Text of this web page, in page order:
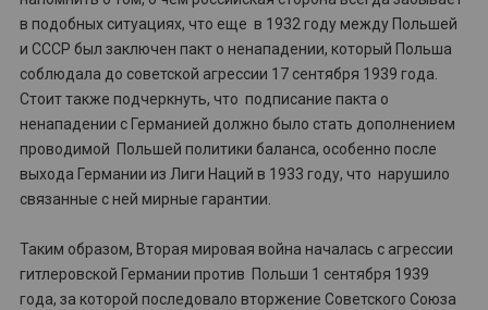
в подобных ситуациях, что еще в 1932 году между Польшей
и СССР был заключен пакт о ненападении, который Польша
соблюдала до советской агрессии 17 сентября 1939 года.
Стоит также подчеркнуть, что подписание пакта о
ненападении с Германией должно было стать дополнением
проводимой Польшей политики баланса, особенно после
выхода Германии из Лиги Наций в 1933 году, что нарушило
связанные с ней мирные гарантии.
Таким образом, Вторая мировая война началась с агрессии
гитлеровской Германии против Польши 1 сентября 1939
года, за которой последовало вторжение Советского Союза